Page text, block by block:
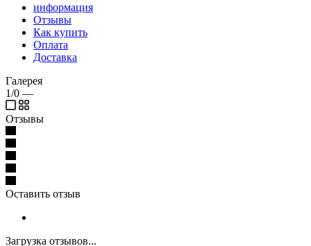
информация
Отзывы
Как купить
Оплата
Доставка
Галерея
1/0 —
Отзывы
Оставить отзыв
Загрузка отзывов...